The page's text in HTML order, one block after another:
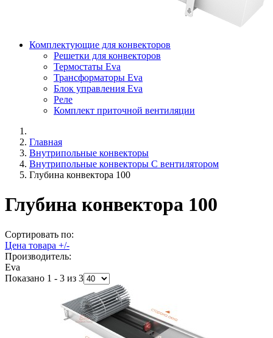
Комплектующие для конвекторов
Решетки для конвекторов
Термостаты Eva
Трансформаторы Eva
Блок управления Eva
Реле
Комплект приточной вентиляции
Главная
Внутрипольные конвекторы
Внутрипольные конвекторы C вентилятором
Глубина конвектора 100
Глубина конвектора 100
Сортировать по:
Цена товара +/-
Производитель:
Eva
Показано 1 - 3 из 3